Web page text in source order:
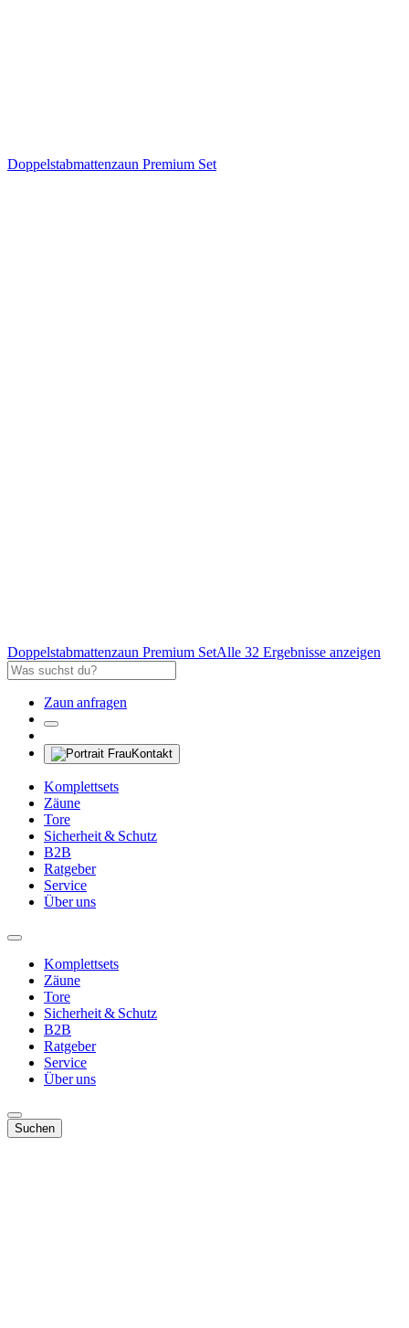
Doppelstabmattenzaun Premium Set
Doppelstabmattenzaun Premium SetAlle 32 Ergebnisse anzeigen
Zaun anfragen
Kontakt
Komplettsets
Zäune
Tore
Sicherheit & Schutz
B2B
Ratgeber
Service
Über uns
Komplettsets
Zäune
Tore
Sicherheit & Schutz
B2B
Ratgeber
Service
Über uns
Suchen